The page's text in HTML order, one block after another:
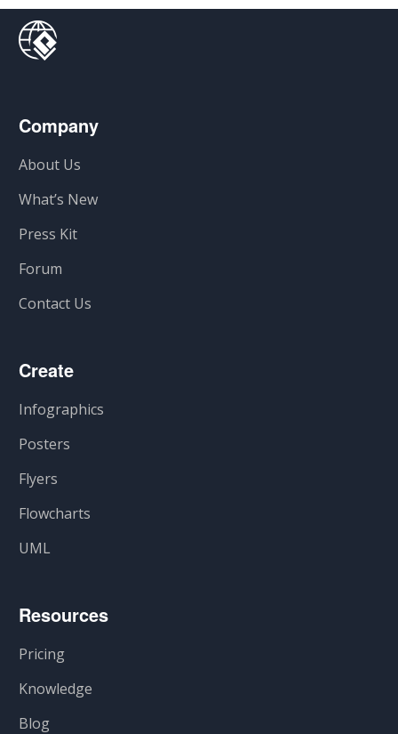
Company
About Us
What’s New
Press Kit
Forum
Contact Us
Create
Infographics
Posters
Flyers
Flowcharts
UML
Resources
Pricing
Knowledge
Blog